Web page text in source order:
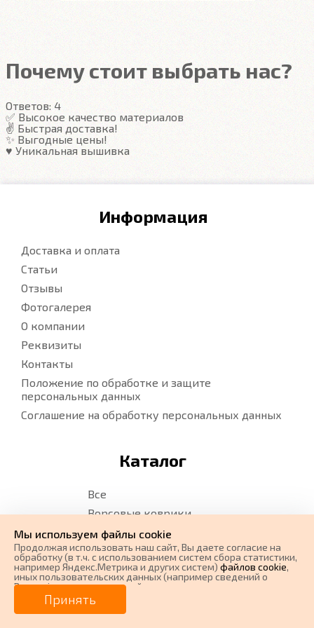
0 ₽
от0₽/мес. Плати частями
Почему стоит выбрать нас?
Ответов: 4
✅ Высокое качество материалов
✌️ Быстрая доставка!
✨ Выгодные цены!
♥️ Уникальная вышивка
Информация
Доставка и оплата
Статьи
Отзывы
Фотогалерея
О компании
Реквизиты
Контакты
Положение по обработке и защите
персональных данных
Соглашение на обработку персональных данных
Каталог
Все
Ворсовые коврики
EVA коврики
Водительские коврики
Карта сайта
Карта сайта. Ворс
Карта сайта. EVA
Мы используем файлы cookie
Продолжая использовать наш cайт, Вы даете согласие на
обработку (в т.ч. с использованием систем сбора статистики,
например Яндекс.Метрика и других систем) файлов cookie,
иных пользовательских данных (например сведений о
Вашем ip-адресе, сведений о местоположении, типе
устройства, времени посещения страницы, сведений о
ресурсах сети Интернет, с которых были совершены
переходы на наш сайт, сведения о Ваших действиях на сайте
Принять